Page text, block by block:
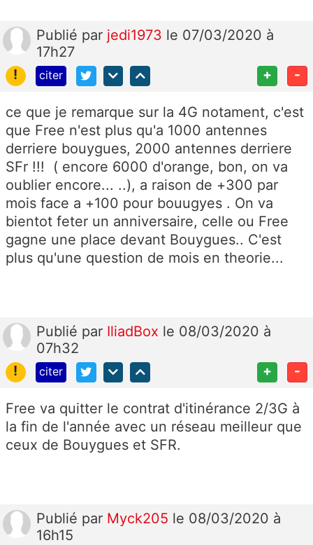
Publié par jedi1973 le 07/03/2020 à
17h27
!
citer + -
ce que je remarque sur la 4G notament, c'est
que Free n'est plus qu'a 1000 antennes
derriere bouygues, 2000 antennes derriere
SFr !!! ( encore 6000 d'orange, bon, on va
oublier encore... ..), a raison de +300 par
mois face a +100 pour bouugyes . On va
bientot feter un anniversaire, celle ou Free
gagne une place devant Bouygues.. C'est
plus qu'une question de mois en theorie...
Publié par IliadBox le 08/03/2020 à
07h32
!
citer + -
Free va quitter le contrat d'itinérance 2/3G à
la fin de l'année avec un réseau meilleur que
ceux de Bouygues et SFR.
Publié par Myck205 le 08/03/2020 à
16h15